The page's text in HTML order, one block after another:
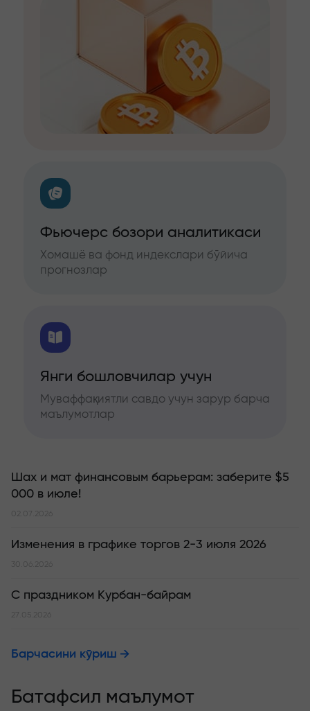
Фьючерс бозори аналитикаси
Хомашё ва фонд индекслари бўйича
прогнозлар
Янги бошловчилар учун
Муваффақиятли савдо учун зарур барча
маълумотлар
Шах и мат финансовым барьерам: заберите $5
000 в июле!
02.07.2026
Изменения в графике торгов 2-3 июля 2026
30.06.2026
С праздником Курбан-байрам
27.05.2026
Барчасини кўриш
Батафсил маълумот